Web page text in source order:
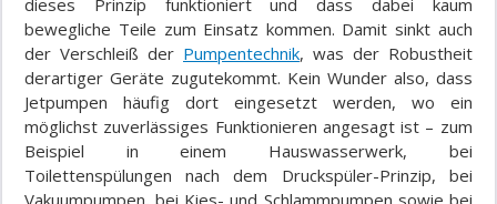
bewegliche Teile zum Einsatz kommen. Damit sinkt auch
der Verschleiß der Pumpentechnik, was der Robustheit
derartiger Geräte zugutekommt. Kein Wunder also, dass
Jetpumpen häufig dort eingesetzt werden, wo ein
möglichst zuverlässiges Funktionieren angesagt ist – zum
Beispiel in einem Hauswasserwerk, bei
Toilettenspülungen nach dem Druckspüler-Prinzip, bei
Vakuumpumpen, bei Kies- und Schlammpumpen sowie bei